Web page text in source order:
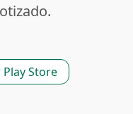
Store